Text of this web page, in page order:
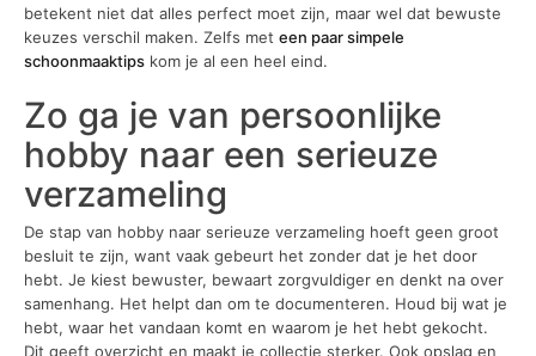
betekent niet dat alles perfect moet zijn, maar wel dat bewuste
keuzes verschil maken. Zelfs met een paar simpele
schoonmaaktips kom je al een heel eind.
Zo ga je van persoonlijke
hobby naar een serieuze
verzameling
De stap van hobby naar serieuze verzameling hoeft geen groot
besluit te zijn, want vaak gebeurt het zonder dat je het door
hebt. Je kiest bewuster, bewaart zorgvuldiger en denkt na over
samenhang. Het helpt dan om te documenteren. Houd bij wat je
hebt, waar het vandaan komt en waarom je het hebt gekocht.
Dit geeft overzicht en maakt je collectie sterker. Ook opslag en